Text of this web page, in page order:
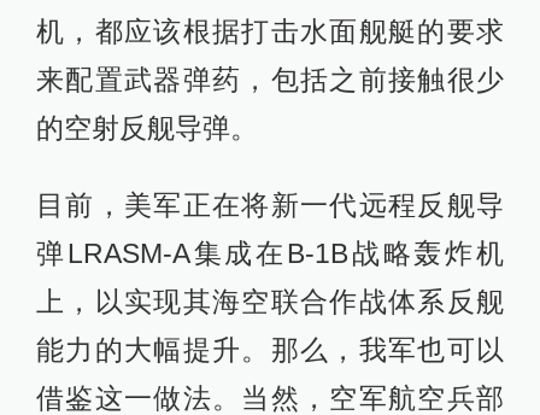
机，都应该根据打击水面舰艇的要求
来配置武器弹药，包括之前接触很少
的空射反舰导弹。
目前，美军正在将新一代远程反舰导
弹LRASM-A集成在B-1B战略轰炸机
上，以实现其海空联合作战体系反舰
能力的大幅提升。那么，我军也可以
借鉴这一做法。当然，空军航空兵部